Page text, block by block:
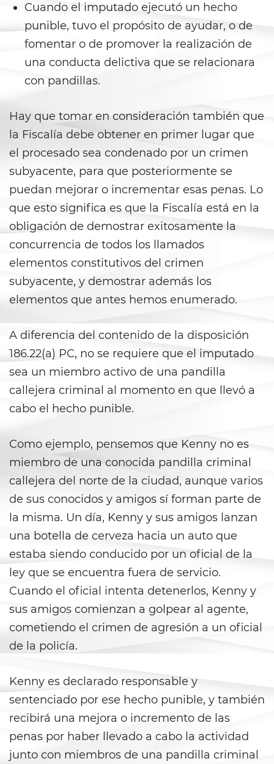
Possession Of A Controlled
Substance
Possession Of A Controlled
Substance For Sale
Possession Of Marijuana
Possession of Marijuana for Sale
Possession of Methamphetamine
Prop 36
Transportation for Sale of a
Controlled Substance
DUI
4th Offense DUI
Dry Reckless
DUI Causing Injury
DUI Laws In The State Of
California
DUI With A Passenger Under 14
Driving Under The Influence Of A
Drug (DUID)
Wet Reckless
Auto Insurance Fraud
Check Fraud
Cuando el imputado ejecutó un hecho
punible, tuvo el propósito de ayudar, o de
fomentar o de promover la realización de
una conducta delictiva que se relacionara
con pandillas.
Hay que tomar en consideración también que
la Fiscalía debe obtener en primer lugar que
el procesado sea condenado por un crimen
subyacente, para que posteriormente se
puedan mejorar o incrementar esas penas. Lo
que esto significa es que la Fiscalía está en la
obligación de demostrar exitosamente la
concurrencia de todos los llamados
elementos constitutivos del crimen
subyacente, y demostrar además los
elementos que antes hemos enumerado.
A diferencia del contenido de la disposición
186.22(a) PC, no se requiere que el imputado
sea un miembro activo de una pandilla
callejera criminal al momento en que llevó a
cabo el hecho punible.
Como ejemplo, pensemos que Kenny no es
miembro de una conocida pandilla criminal
callejera del norte de la ciudad, aunque varios
de sus conocidos y amigos sí forman parte de
la misma. Un día, Kenny y sus amigos lanzan
una botella de cerveza hacia un auto que
estaba siendo conducido por un oficial de la
ley que se encuentra fuera de servicio.
Cuando el oficial intenta detenerlos, Kenny y
sus amigos comienzan a golpear al agente,
cometiendo el crimen de agresión a un oficial
de la policía.
Kenny es declarado responsable y
sentenciado por ese hecho punible, y también
recibirá una mejora o incremento de las
penas por haber llevado a cabo la actividad
junto con miembros de una pandilla criminal